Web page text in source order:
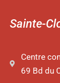
Sainte-
Centre
69 Bd du